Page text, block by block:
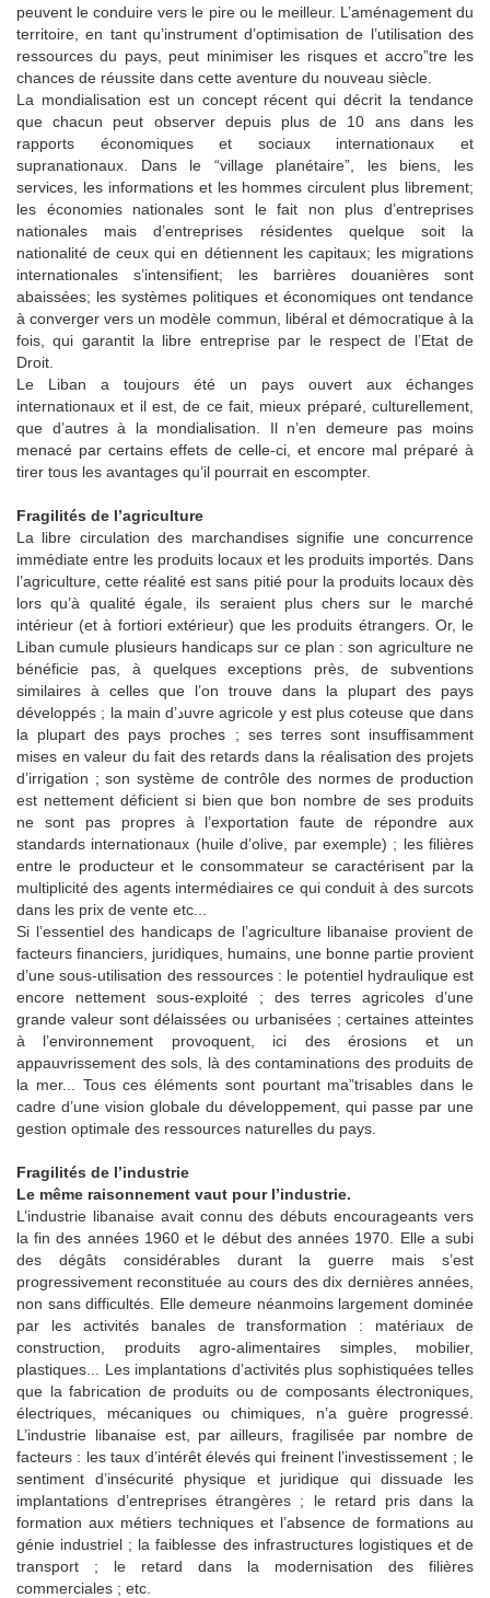
peuvent le conduire vers le pire ou le meilleur. L’aménagement du
territoire, en tant qu’instrument d’optimisation de l’utilisation des
ressources du pays, peut minimiser les risques et accro”tre les
chances de réussite dans cette aventure du nouveau siècle.
La mondialisation est un concept récent qui décrit la tendance
que chacun peut observer depuis plus de 10 ans dans les
rapports économiques et sociaux internationaux et
supranationaux. Dans le “village planétaire”, les biens, les
services, les informations et les hommes circulent plus librement;
les économies nationales sont le fait non plus d’entreprises
nationales mais d’entreprises résidentes quelque soit la
nationalité de ceux qui en détiennent les capitaux; les migrations
internationales s’intensifient; les barrières douanières sont
abaissées; les systèmes politiques et économiques ont tendance
à converger vers un modèle commun, libéral et démocratique à la
fois, qui garantit la libre entreprise par le respect de l’Etat de
Droit.
Le Liban a toujours été un pays ouvert aux échanges
internationaux et il est, de ce fait, mieux préparé, culturellement,
que d’autres à la mondialisation. Il n’en demeure pas moins
menacé par certains effets de celle-ci, et encore mal préparé à
tirer tous les avantages qu’il pourrait en escompter.
Fragilités de l’agriculture
La libre circulation des marchandises signifie une concurrence
immédiate entre les produits locaux et les produits importés. Dans
l’agriculture, cette réalité est sans pitié pour la produits locaux dès
lors qu’à qualité égale, ils seraient plus chers sur le marché
intérieur (et à fortiori extérieur) que les produits étrangers. Or, le
Liban cumule plusieurs handicaps sur ce plan : son agriculture ne
bénéficie pas, à quelques exceptions près, de subventions
similaires à celles que l’on trouve dans la plupart des pays
développés ; la main d’دuvre agricole y est plus coteuse que dans
la plupart des pays proches ; ses terres sont insuffisamment
mises en valeur du fait des retards dans la réalisation des projets
d’irrigation ; son système de contrôle des normes de production
est nettement déficient si bien que bon nombre de ses produits
ne sont pas propres à l’exportation faute de répondre aux
standards internationaux (huile d’olive, par exemple) ; les filières
entre le producteur et le consommateur se caractérisent par la
multiplicité des agents intermédiaires ce qui conduit à des surcots
dans les prix de vente etc...
Si l’essentiel des handicaps de l’agriculture libanaise provient de
facteurs financiers, juridiques, humains, une bonne partie provient
d’une sous-utilisation des ressources : le potentiel hydraulique est
encore nettement sous-exploité ; des terres agricoles d’une
grande valeur sont délaissées ou urbanisées ; certaines atteintes
à l’environnement provoquent, ici des érosions et un
appauvrissement des sols, là des contaminations des produits de
la mer... Tous ces éléments sont pourtant ma”trisables dans le
cadre d’une vision globale du développement, qui passe par une
gestion optimale des ressources naturelles du pays.
Fragilités de l’industrie
Le même raisonnement vaut pour l’industrie.
L’industrie libanaise avait connu des débuts encourageants vers
la fin des années 1960 et le début des années 1970. Elle a subi
des dégâts considérables durant la guerre mais s’est
progressivement reconstituée au cours des dix dernières années,
non sans difficultés. Elle demeure néanmoins largement dominée
par les activités banales de transformation : matériaux de
construction, produits agro-alimentaires simples, mobilier,
plastiques... Les implantations d’activités plus sophistiquées telles
que la fabrication de produits ou de composants électroniques,
électriques, mécaniques ou chimiques, n’a guère progressé.
L’industrie libanaise est, par ailleurs, fragilisée par nombre de
facteurs : les taux d’intérêt élevés qui freinent l’investissement ; le
sentiment d’insécurité physique et juridique qui dissuade les
implantations d’entreprises étrangères ; le retard pris dans la
formation aux métiers techniques et l’absence de formations au
génie industriel ; la faiblesse des infrastructures logistiques et de
transport ; le retard dans la modernisation des filières
commerciales ; etc.